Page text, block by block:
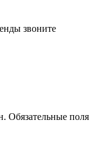
звоните
Обязательные поля